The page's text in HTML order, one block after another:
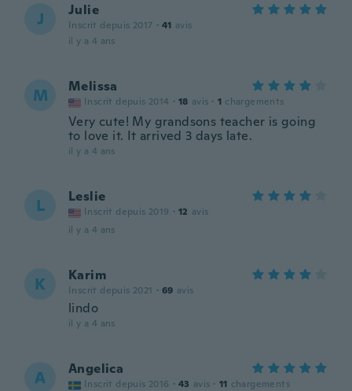
J Julie
Inscrit depuis 2017 · 41 avis
il y a 4 ans
M Melissa
Inscrit depuis 2014 · 18 avis · 1 chargements
Very cute! My grandsons teacher is going
to love it. It arrived 3 days late.
il y a 4 ans
L Leslie
Inscrit depuis 2019 · 12 avis
il y a 4 ans
K Karim
Inscrit depuis 2021 · 69 avis
lindo
il y a 4 ans
A Angelica
Inscrit depuis 2016 · 43 avis · 11 chargements